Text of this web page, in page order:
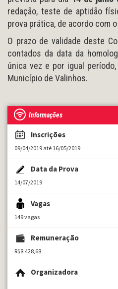
redação, teste de aptidão
prova prática, de acordo com
O prazo de validade deste
contados da data da
única vez e por igual
Município de Valinhos.
Informações
Inscrições
09/04/2019 até 16/05/2019
Data da Prova
14/07/2019
Vagas
149 vagas
Remuneração
R$8.428,68
Organizadora